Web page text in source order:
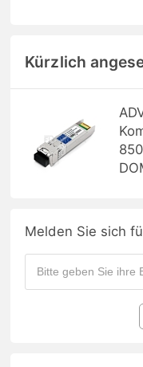
Kürzlich
Melden Sie sich